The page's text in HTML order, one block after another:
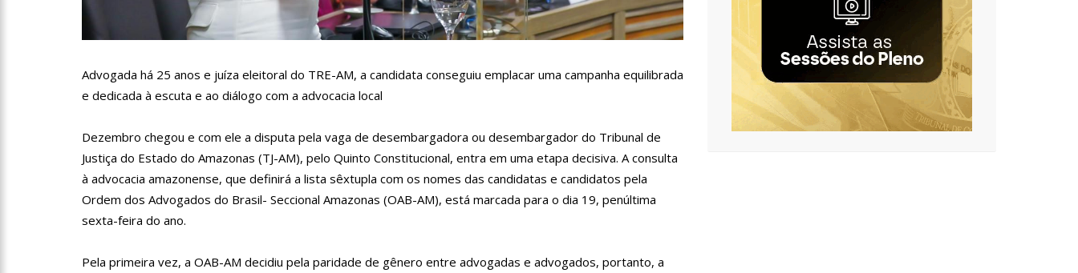
11:10 Constituição e Lei Maria da Penha ganham tradução em idioma indígena
11:04 Sine Manaus oferta 167 vagas de emprego nesta quinta-feira, 18/5
Wilson Lima anuncia implantação de centro integrado para atender crianças e
13:24 Dia Mundial da Hipertensão: SES-AM orienta sobre prevenção e tratamento
Advogada há 25 anos e juíza eleitoral do TRE-AM, a candidata conseguiu emplacar uma campanha equilibrada
e dedicada à escuta e ao diálogo com a advocacia local
Dezembro chegou e com ele a disputa pela vaga de desembargadora ou desembargador do Tribunal de
Justiça do Estado do Amazonas (TJ-AM), pelo Quinto Constitucional, entra em uma etapa decisiva. A consulta
à advocacia amazonense, que definirá a lista sêxtupla com os nomes das candidatas e candidatos pela
Ordem dos Advogados do Brasil- Seccional Amazonas (OAB-AM), está marcada para o dia 19, penúltima
sexta-feira do ano.
Pela primeira vez, a OAB-AM decidiu pela paridade de gênero entre advogadas e advogados, portanto, a